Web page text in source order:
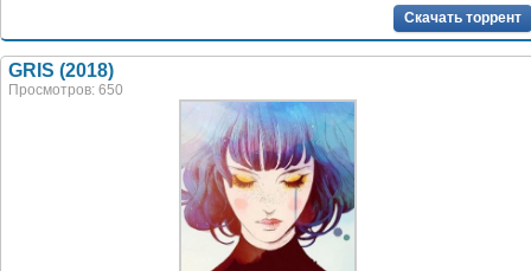
Скачать торрент
GRIS (2018)
Просмотров: 650